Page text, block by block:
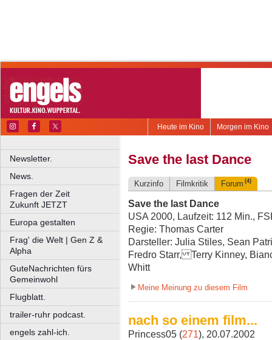
Morgen im Kino
Heute im Kino
Newsletter.
News.
Fragen der Zeit
Zukunft JETZT
Europa gestalten
Frag' die Welt | Gen Z &
Alpha
GuteNachrichten fürs
Gemeinwohl
Flugblatt.
trailer-ruhr podcast.
engels zahl-ich.
Save the last Dance
Kurzinfo Filmkritik Forum (4)
Save the last Dance
USA 2000, Laufzeit: 112 Min.,
Regie: Thomas Carter
Darsteller: Julia Stiles, Sean
Fredro Starr, Terry Kinney,
Whitt
Meine Meinung zu diesem Film
nach so einem film...
Princess05 (271), 20.07.2002